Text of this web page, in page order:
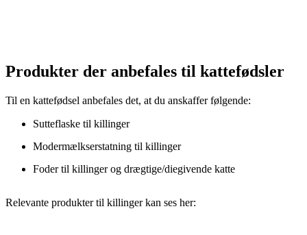
Produkter der anbefales til kattefødsler
Til en kattefødsel anbefales det, at du anskaffer følgende:
Sutteflaske til killinger
Modermælkserstatning til killinger
Foder til killinger og drægtige/diegivende katte
Relevante produkter til killinger kan ses her: